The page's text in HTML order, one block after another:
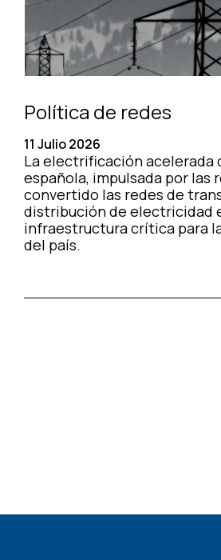
Política de redes
11 Julio 2026
La electrificación acelerada
española, impulsada por las
convertido las redes de
distribución de electricidad
infraestructura crítica para
del país.